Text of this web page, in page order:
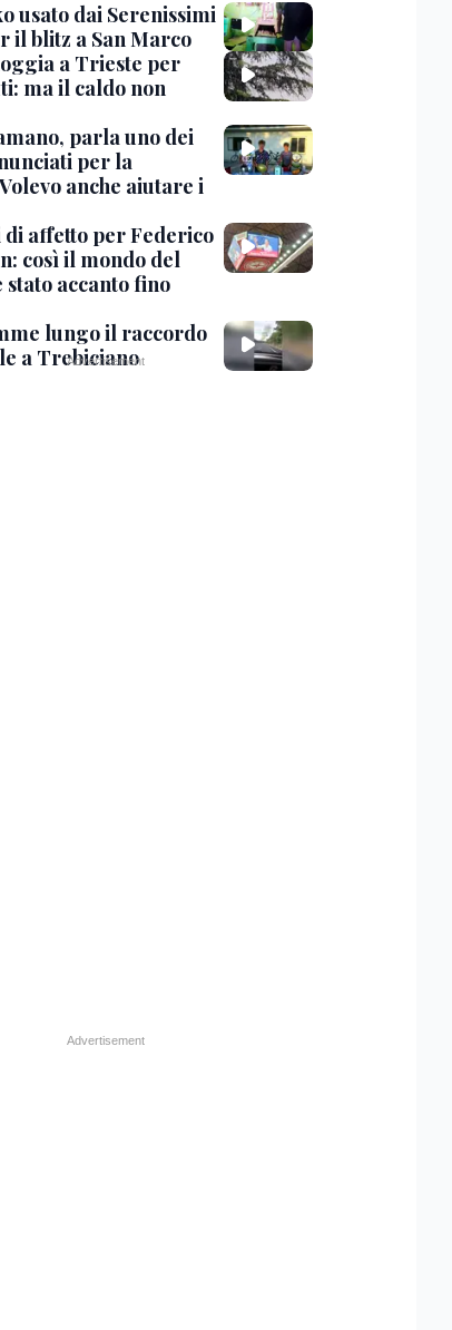
usato dai Serenissimi
il blitz a San Marco
a Trieste per
ma il caldo non
parla uno dei
per la
anche aiutare i
affetto per Federico
così il mondo del
stato accanto fino
lungo il raccordo
a Trebiciano